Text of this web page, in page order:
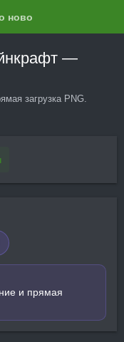
нового?
—
загрузка PNG.
и прямая